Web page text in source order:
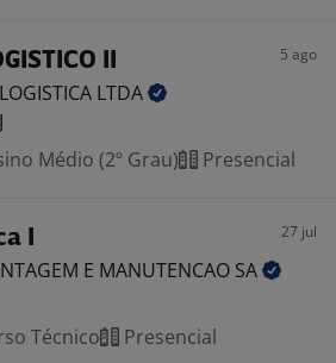
II 5 ago
LTDA
Médio (2º Grau) Presencial
I 27 jul
E MANUTENCAO SA
Técnico Presencial